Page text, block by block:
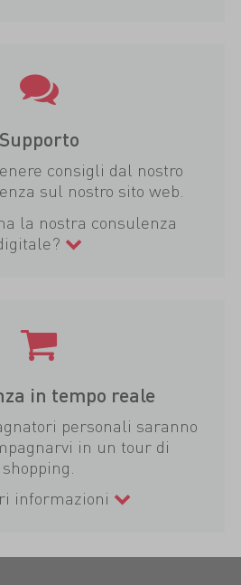
Supporto
consigli dal nostro
sul nostro sito web.
la nostra consulenza
in tempo reale
personali saranno
in un tour di
shopping.
informazioni